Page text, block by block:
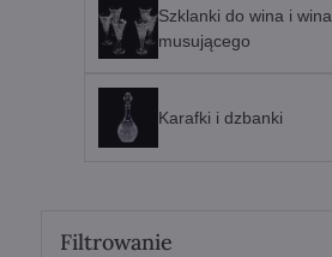
Szklanki do wina i wina
musującego
Karafki i dzbanki
Filtrowanie